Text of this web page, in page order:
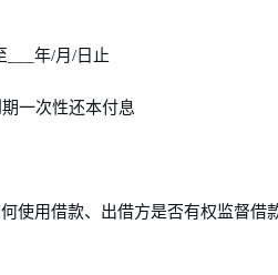
___年/月/日止
一次性还本付息
使用借款、出借方是否有权监督借